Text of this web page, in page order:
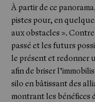
À partir de ce
pistes pour, en
aux obstacles ».
passé et les futurs
le présent et redonner
afin de briser
silo en bâtissant des
montrant les bénéfices